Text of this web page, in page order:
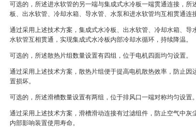
可选的，所述进水软管的另一端与集成式水冷板一端贯通连接，所
板、出水软管、冷却水箱、导水管、水泵和进水软管均互相贯通连
通过采用上述技术方案，集成式水冷板、出水软管、冷却水箱、导
水软管互相贯通，实现集成式水冷板内部冷却水循环，持续降温。
可选的，所述散热片组数量设置有四组，位于电机四面均匀设置。
通过采用上述技术方案，散热片组便于提高电机散热效率，防止因
置损坏。
可选的，所述滑槽数量设置有两组，位于排风口一端对称均匀设置。
通过采用上述技术方案，滑槽滑动连接有过滤组件，防止空气中灰
内部影响装置使用寿命。